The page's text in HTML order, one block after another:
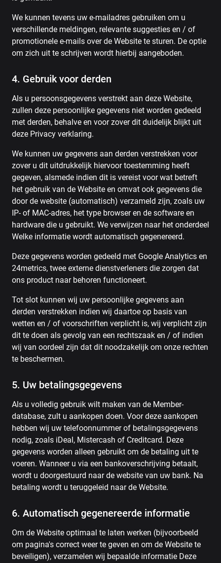
We kunnen tevens uw e-mailadres gebruiken om u
verschillende meldingen, relevante suggesties en / of
promotionele e-mails over de Website te sturen. De optie
om zich uit te schrijven wordt hierbij aangeboden.
4. Gebruik voor derden
Als u persoonsgegevens verstrekt aan deze Website,
zullen deze persoonlijke gegevens niet worden gedeeld
met derden, behalve en voor zover dit duidelijk blijkt uit
deze Privacy verklaring.
We kunnen uw gegevens aan derden verstrekken voor
zover u dit uitdrukkelijk hiervoor toestemming heeft
gegeven, alsmede indien dit is vereist voor wat betreft
het gebruik van de Website en omvat ook gegevens die
door de website (automatisch) verzameld zijn, zoals uw
IP- of MAC-adres, het type browser en de software en
hardware die u gebruikt. We verwijzen naar het onderdeel
Welke informatie wordt automatisch gegenereerd.
Deze gegevens worden gedeeld met Google Analytics en
24metrics, twee externe dienstverleners die zorgen dat
ons product naar behoren functioneert.
Tot slot kunnen wij uw persoonlijke gegevens aan
derden verstrekken indien wij daartoe op basis van
wetten en / of voorschriften verplicht is, wij verplicht zijn
dit te doen als gevolg van een rechtszaak en / of indien
wij van oordeel zijn dat dit noodzakelijk om onze rechten
te beschermen.
5. Uw betalingsgegevens
Als u volledig gebruik wilt maken van de Member-
database, zult u aankopen doen. Voor deze aankopen
hebben wij uw telefoonnummer of betalingsgegevens
nodig, zoals iDeal, Mistercash of Creditcard. Deze
gegevens worden alleen gebruikt om de betaling uit te
voeren. Wanneer u via een bankoverschrijving betaalt,
wordt u doorgestuurd naar de website van uw bank. Na
betaling wordt u teruggeleid naar de Website.
6. Automatisch gegenereerde informatie
Om de Website optimaal te laten werken (bijvoorbeeld
om pagina's correct weer te geven en om de Website te
beveiligen), verzamelen wij bepaalde informatie Deze